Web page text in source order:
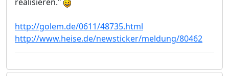
http://golem.de/0611/48735.html
http://www.heise.de/newsticker/meldung/80462